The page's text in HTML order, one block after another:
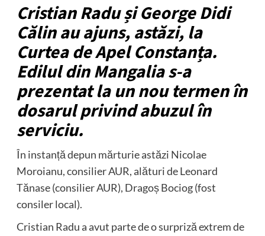
Cristian Radu și George Didi
Călin au ajuns, astăzi, la
Curtea de Apel Constanța.
Edilul din Mangalia s-a
prezentat la un nou termen în
dosarul privind abuzul în
serviciu.
În instanță depun mărturie astăzi Nicolae
Moroianu, consilier AUR, alături de Leonard
Tănase (consilier AUR), Dragoș Bociog (fost
consiler local).
Cristian Radu a avut parte de o surpriză extrem de